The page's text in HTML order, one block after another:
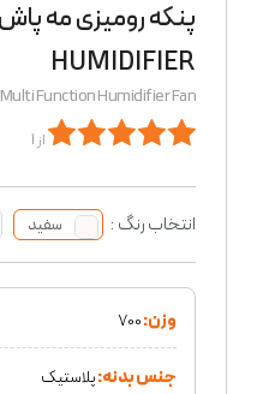
HUMIDIFIER
Multi Function Humidifier Fan
از 1
انتخاب رنگ : سفید
وزن:700
جنس بدنه:پلاستیک